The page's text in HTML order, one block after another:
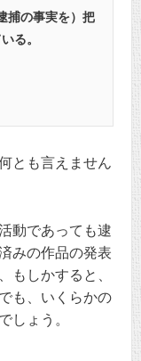
捕の事実を）把
る。
とも言えません
動であっても逮
みの作品の発表
もしかすると、
も、いくらかの
しょう。